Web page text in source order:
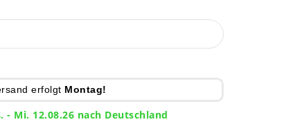
erfolgt Montag!
- Mi. 12.08.26 nach Deutschland